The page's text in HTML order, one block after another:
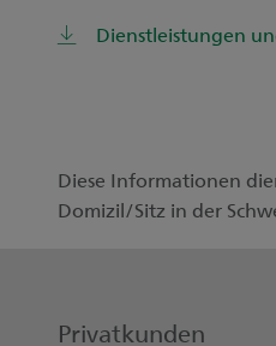
Dienstleistungen
Diese Informationen
Domizil/Sitz in der
Privatkunden